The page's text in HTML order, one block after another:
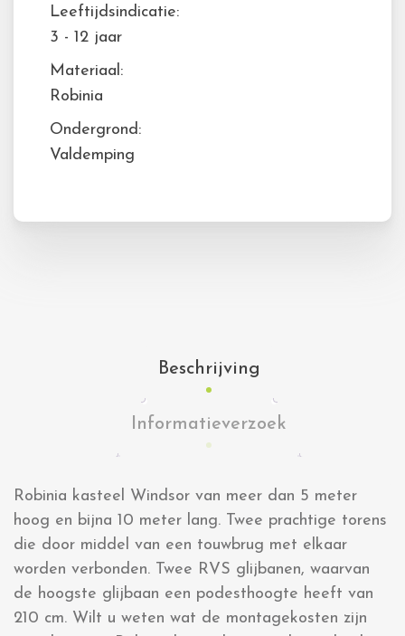
Leeftijdsindicatie:
3 - 12 jaar
Materiaal:
Robinia
Ondergrond:
Valdemping
Beschrijving
Informatieverzoek
Robinia kasteel Windsor van meer dan 5 meter
hoog en bijna 10 meter lang. Twee prachtige torens
die door middel van een touwbrug met elkaar
worden verbonden. Twee RVS glijbanen, waarvan
de hoogste glijbaan een podesthoogte heeft van
210 cm. Wilt u weten wat de montagekosten zijn